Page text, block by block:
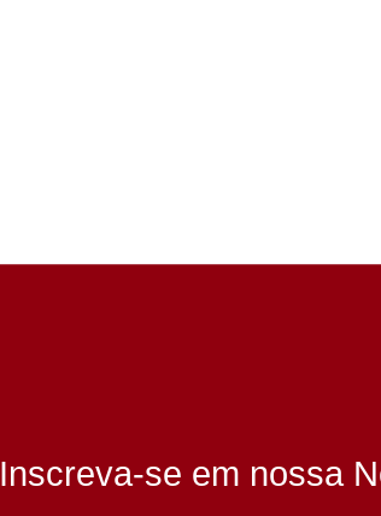
Inscreva-se em nossa